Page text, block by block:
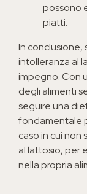
possono
piatti.
In conclusione,
intolleranza al
impegno. Con
degli alimenti
seguire una
fondamentale
caso in cui non
al lattosio, per
nella propria